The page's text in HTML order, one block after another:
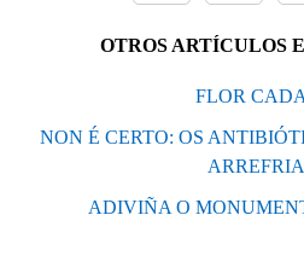
OTROS ARTÍCULOS
FLOR
NON É CERTO: OS
ADIVIÑA O